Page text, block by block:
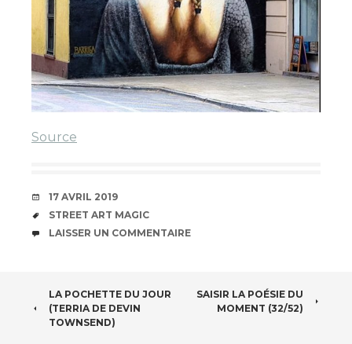
Source
DATE
17 AVRIL 2019
ÉTIQUETTES
STREET ART MAGIC
COMMENTAIRES
LAISSER UN COMMENTAIRE
NAVIGATION
DES
LA POCHETTE DU JOUR
(TERRIA DE DEVIN
TOWNSEND)
SAISIR LA POÉSIE DU
MOMENT (32/52)